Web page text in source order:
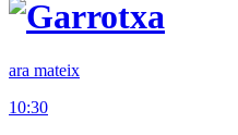
ara mateix
10:30